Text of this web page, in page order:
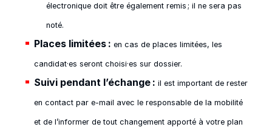
électronique doit être également remis ; il ne sera pas
noté.
Places limitées : en cas de places limitées, les
candidat·es seront choisi·es sur dossier.
Suivi pendant l’échange : il est important de rester
en contact par e‑mail avec le responsable de la mobilité
et de l’informer de tout changement apporté à votre plan